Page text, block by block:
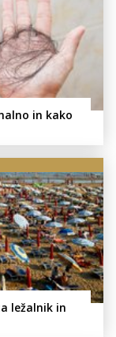
in kako
ležalnik in